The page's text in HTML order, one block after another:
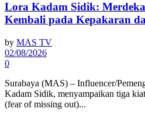
Lora Kadam Sidik:
Kembali pada Kepakaran
by MAS TV
02/08/2026
0
Surabaya (MAS) – Influencer/
Kadam Sidik, menyampaikan tiga
(fear of missing out)...